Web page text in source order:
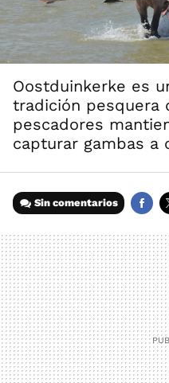
Oostduinkerke es
tradición pesquera
pescadores
capturar gambas a
Sin comentarios